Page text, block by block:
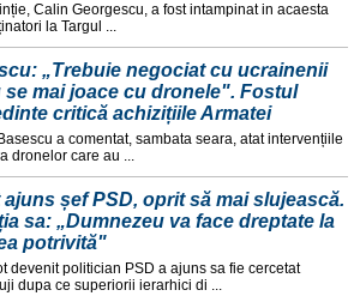
Calin Georgescu, a fost intampinat in acaesta
la Targul ...
„Trebuie negociat cu ucrainenii
se mai joace cu dronele". Fostul
critică achizițiile Armatei
a comentat, sambata seara, atat intervențiile
dronelor care au ...
ajuns șef PSD, oprit să mai slujească.
sa: „Dumnezeu va face dreptate la
potrivită"
devenit politician PSD a ajuns sa fie cercetat
dupa ce superiorii ierarhici di ...